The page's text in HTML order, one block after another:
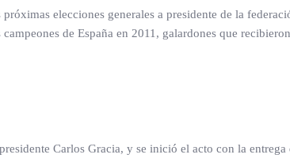
elecciones generales a presidente de la
de España en 2011, galardones que
Carlos Gracia, y se inició el acto con la